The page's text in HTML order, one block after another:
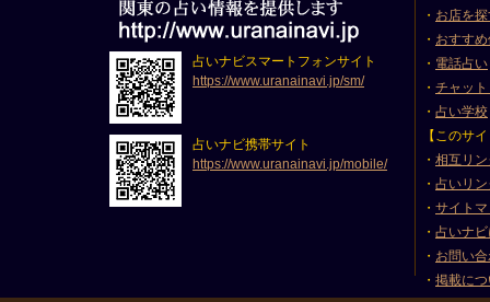
占いナビスマートフォンサイト
https://www.uranainavi.jp/sm/
占いナビ携帯サイト
https://www.uranainavi.jp/mobile/
・ お店を
・ おすす
・ 電話占い
・ チャッ
・ 占い学校
【このサ
・ 相互リ
・ 占いリ
・ サイト
・ 占いナ
・ お問い
・ 掲載に